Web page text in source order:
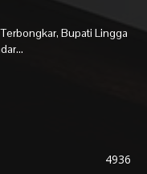
Bupati Lingga
4936